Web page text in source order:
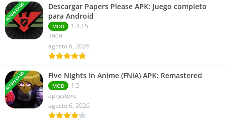
ACTUALIZADO
Descargar Papers Please APK: Juego completo
para Android
MOD
1.4.15
3909
agosto 6, 2026
ACTUALIZADO Five Nights In Anime (FNiA) APK: Remastered
MOD
1.5
apkgstore
agosto 6, 2026